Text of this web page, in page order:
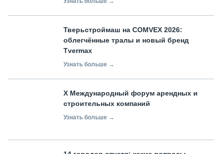
Тверьстроймаш на COMVEX 2026:
облегчённые тралы и новый бренд
Tvermax
Узнать больше →
X Международный форум арендных и
строительных компаний
Узнать больше →